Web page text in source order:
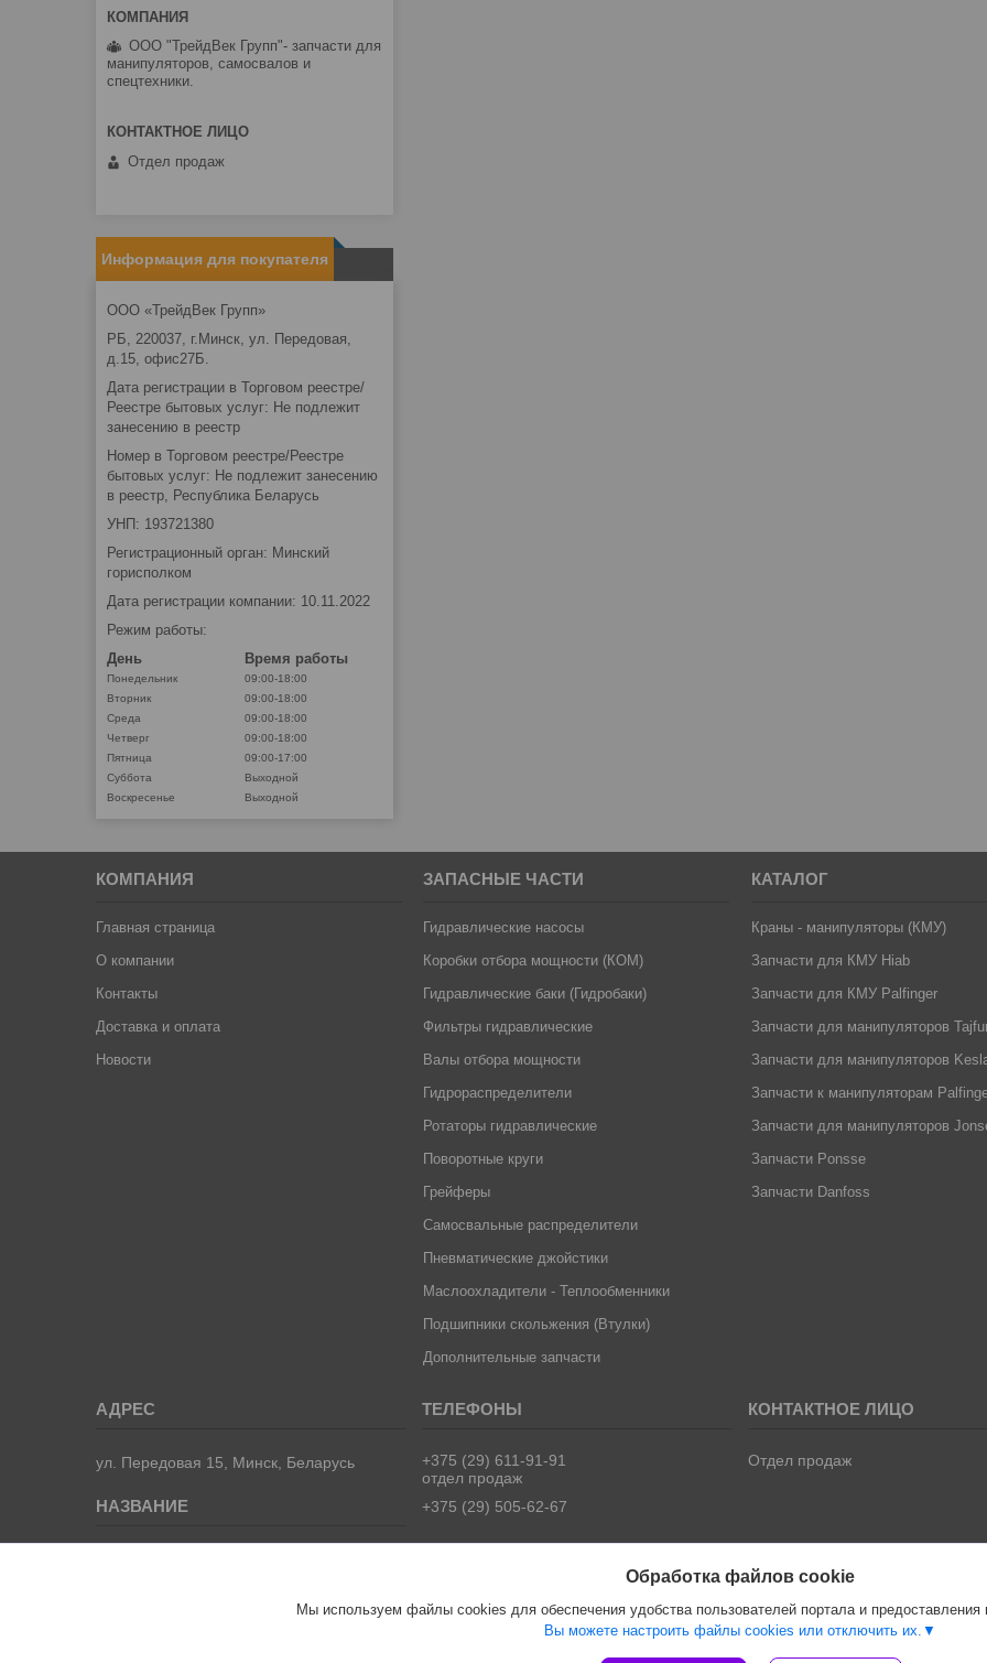
ООО "ТрейдВек Групп"- запчасти для
манипуляторов, самосвалов и
спецтехники.
Отдел продаж
Информация для покупателя
ООО «ТрейдВек Групп»
РБ, 220037, г.Минск, ул. Передовая,
д.15, офис27Б.
Дата регистрации в Торговом реестре/
Реестре бытовых услуг: Не подлежит
занесению в реестр
Номер в Торговом реестре/Реестре
бытовых услуг: Не подлежит занесению
в реестр, Республика Беларусь
УНП: 193721380
Регистрационный орган: Минский
горисполком
Дата регистрации компании: 10.11.2022
Режим работы:
День
Время работы
Понедельник
09:00-18:00
Вторник
09:00-18:00
Среда
09:00-18:00
Четверг
09:00-18:00
Пятница
09:00-17:00
Суббота
Выходной
Воскресенье
Выходной
КОМПАНИЯ
Главная страница
О компании
Контакты
Доставка и оплата
Новости
ЗАПАСНЫЕ ЧАСТИ
Гидравлические насосы
Коробки отбора мощности (КОМ)
Гидравлические баки (Гидробаки)
Фильтры гидравлические
Валы отбора мощности
Гидрораспределители
Ротаторы гидравлические
Поворотные круги
Грейферы
Самосвальные распределители
Пневматические джойстики
Маслоохладители - Теплообменники
Подшипники скольжения (Втулки)
Дополнительные запчасти
КАТАЛОГ
Краны - манипуляторы (КМУ)
Запчасти для КМУ Hiab
Запчасти для КМУ Palfinger
Запчасти для манипуляторов
Запчасти для манипуляторов
Запчасти к манипуляторам
Запчасти для манипуляторов
Запчасти Ponsse
Запчасти Danfoss
ул. Передовая 15, Минск, Беларусь
+375 (29) 611-91-91
отдел продаж
+375 (29) 505-62-67
Отдел продаж
Обработка файлов cookie
Мы используем файлы cookies для обеспечения удобства пользователей портала и
Вы можете настроить файлы cookies или отключить их.